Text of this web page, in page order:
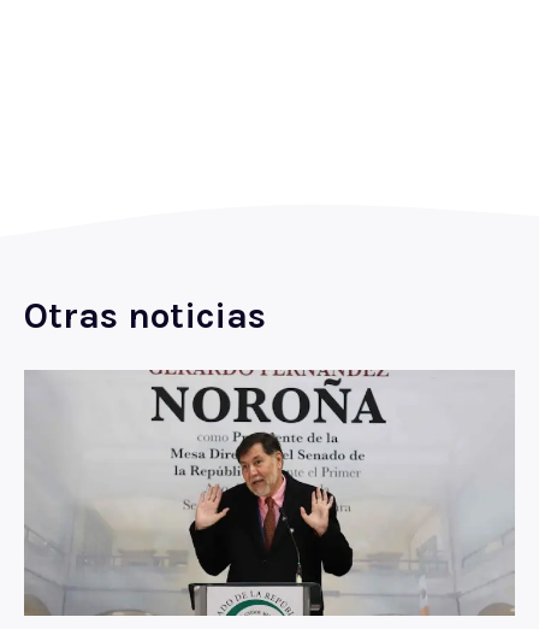
Otras noticias